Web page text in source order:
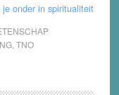
je onder in spiritualiteit
, TNO